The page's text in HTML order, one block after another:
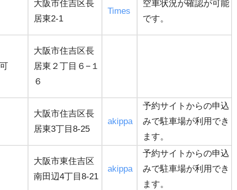
大阪市住吉区長
居東2-1
Times
空車状況が確認が可能
です。
大阪市住吉区長
居東２丁目６−１
６
大阪市住吉区長
居東3丁目8-25
akippa
予約サイトからの申込
みで駐車場が利用でき
ます。
大阪市東住吉区
南田辺4丁目8-21
akippa
予約サイトからの申込
みで駐車場が利用でき
ます。